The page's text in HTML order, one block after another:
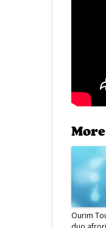
Ourim